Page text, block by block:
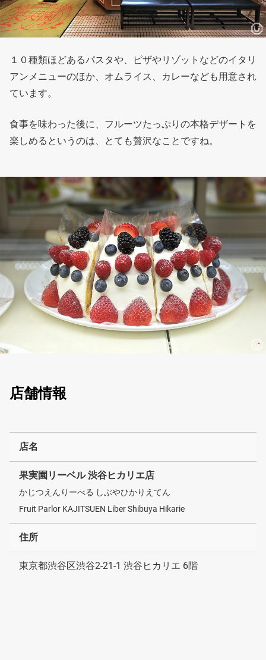
１０種類ほどあるパスタや、ピザやリゾットなどのイタリ
アンメニューのほか、オムライス、カレーなども用意され
ています。
食事を味わった後に、フルーツたっぷりの本格デザートを
楽しめるというのは、とても贅沢なことですね。
店舗情報
店名
果実園リーベル 渋谷ヒカリエ店
かじつえんりーべる しぶやひかりえてん
Fruit Parlor KAJITSUEN Liber Shibuya Hikarie
住所
東京都渋谷区渋谷2-21-1 渋谷ヒカリエ 6階